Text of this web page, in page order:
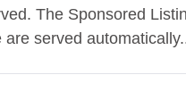
The Sponsored
served